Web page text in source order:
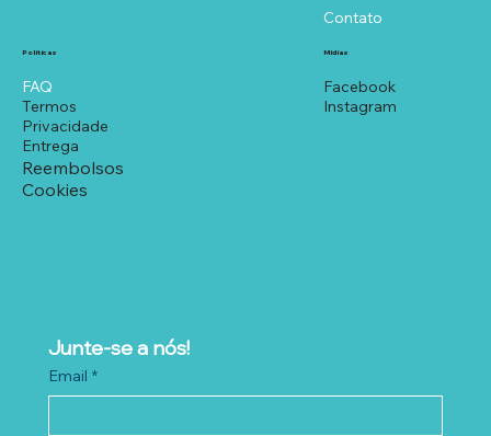
Contato
FAQ
Termos
Privacidade
Entrega
Reembolsos
Cookies
Políticas
Facebook
Instagram
Mídias
Junte-se a nós!
Email *